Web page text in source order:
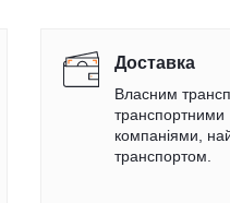
Доставка
Власним
транспортними
компаніями,
транспортом.